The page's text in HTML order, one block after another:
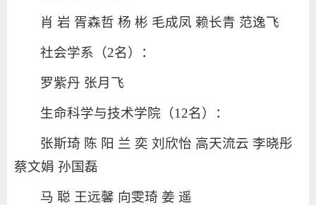
肖 岩 胥森哲 杨 彬 毛成凤 赖长青 范逸飞
社会学系（2名）：
罗紫丹 张月飞
生命科学与技术学院（12名）：
张斯琦 陈 阳 兰 奕 刘欣怡 高天流云 李晓彤
蔡文娟 孙国磊
马 聪 王远馨 向雯琦 姜 遥